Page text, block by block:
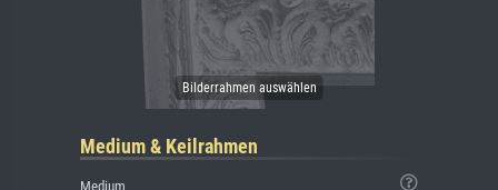
Medium & Keilrahmen
Medium